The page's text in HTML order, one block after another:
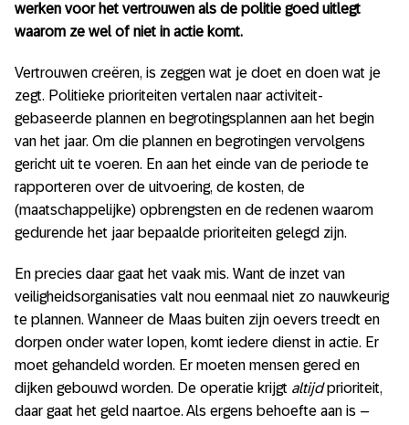
werken voor het vertrouwen als de politie goed uitlegt
waarom ze wel of niet in actie komt.
Vertrouwen creëren, is zeggen wat je doet en doen wat je
zegt. Politieke prioriteiten vertalen naar activiteit-
gebaseerde plannen en begrotingsplannen aan het begin
van het jaar. Om die plannen en begrotingen vervolgens
gericht uit te voeren. En aan het einde van de periode te
rapporteren over de uitvoering, de kosten, de
(maatschappelijke) opbrengsten en de redenen waarom
gedurende het jaar bepaalde prioriteiten gelegd zijn.
En precies daar gaat het vaak mis. Want de inzet van
veiligheidsorganisaties valt nou eenmaal niet zo nauwkeurig
te plannen. Wanneer de Maas buiten zijn oevers treedt en
dorpen onder water lopen, komt iedere dienst in actie. Er
moet gehandeld worden. Er moeten mensen gered en
dijken gebouwd worden. De operatie krijgt altijdprioriteit,
daar gaat het geld naartoe. Als ergens behoefte aan is –